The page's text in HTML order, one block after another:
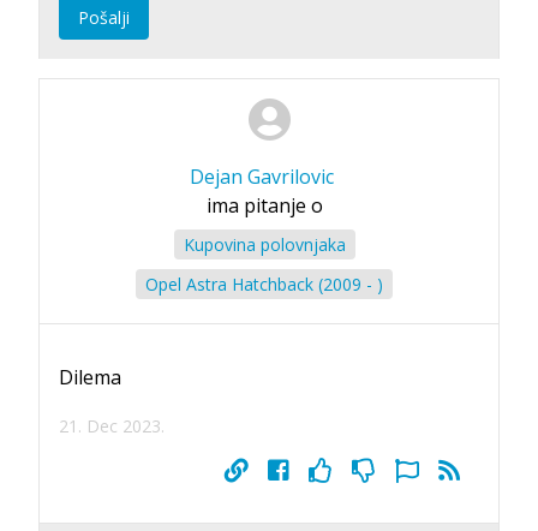
Pošalji
Dejan Gavrilovic
ima pitanje o
Kupovina polovnjaka
Opel Astra Hatchback (2009 - )
Dilema
21. Dec 2023.